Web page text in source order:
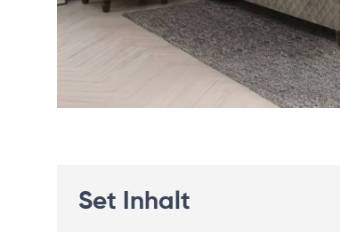
Set Inhalt